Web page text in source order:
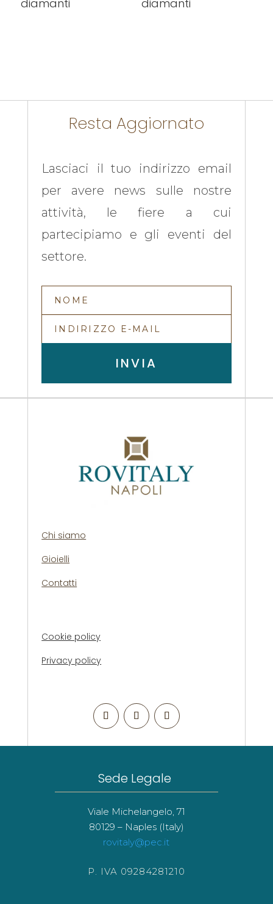
diamanti diamanti
Resta Aggiornato
Lasciaci il tuo indirizzo email
per avere news sulle nostre
attività, le fiere a cui
partecipiamo e gli eventi del
settore.
INVIA
Chi siamo
Gioielli
Contatti
Cookie policy
Privacy policy
Sede Legale
Viale Michelangelo, 71
80129 – Naples (Italy)
rovitaly@pec.it
P. IVA 09284281210